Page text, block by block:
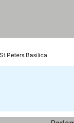
Peters Basilica